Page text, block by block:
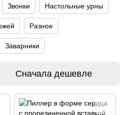
Звонки Настольные урны
Разное
Заварники
Сначала дешевле